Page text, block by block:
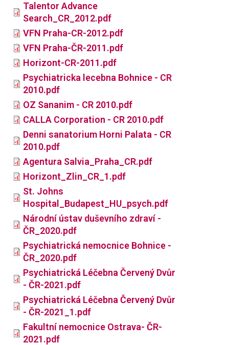
Talentor Advance
Search_CR_2012.pdf
VFN Praha-CR-2012.pdf
VFN Praha-ČR-2011.pdf
Horizont-CR-2011.pdf
Psychiatricka lecebna Bohnice - CR
2010.pdf
OZ Sananim - CR 2010.pdf
CALLA Corporation - CR 2010.pdf
Denni sanatorium Horni Palata - CR
2010.pdf
Agentura Salvia_Praha_CR.pdf
Horizont_Zlin_CR_1.pdf
St. Johns
Hospital_Budapest_HU_psych.pdf
Národní ústav duševního zdraví -
ČR_2020.pdf
Psychiatrická nemocnice Bohnice -
ČR_2020.pdf
Psychiatrická Léčebna Červený Dvůr
- ČR-2021.pdf
Psychiatrická Léčebna Červený Dvůr
- ČR-2021_1.pdf
Fakultní nemocnice Ostrava- ČR-
2021.pdf